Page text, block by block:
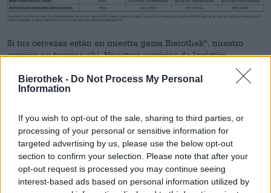
Bierothek - Do Not Process My Personal
Information
If you wish to opt-out of the sale, sharing to third parties, or
processing of your personal or sensitive information for
targeted advertising by us, please use the below opt-out
section to confirm your selection. Please note that after your
opt-out request is processed you may continue seeing
interest-based ads based on personal information utilized by
Si tus cervezas están en nuestra gama Bierothek®
, nuestro
servicio no termina ahí. Nuestros servicios de logística
incluyen almacenamiento en frío básico, recolección y envío al
por mayor y cumplimiento de tiendas en línea. También
ofrecemos servicios comerciales como análisis de ventas y
Grabación del producto
próximamente